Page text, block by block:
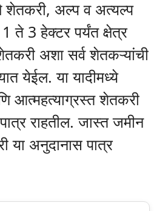
अल्प व अत्यल्प
ते 3 हेक्टर पर्यंत क्षेत्र
अशा सर्व शेतकऱ्यांची
येईल. या यादीमध्ये
आत्महत्याग्रस्त शेतकरी
राहतील. जास्त जमीन
या अनुदानास पात्र